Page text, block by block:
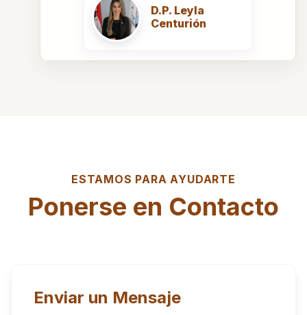
D.P. Leyla
Centurión
ESTAMOS PARA AYUDARTE
Ponerse en Contacto
Enviar un Mensaje